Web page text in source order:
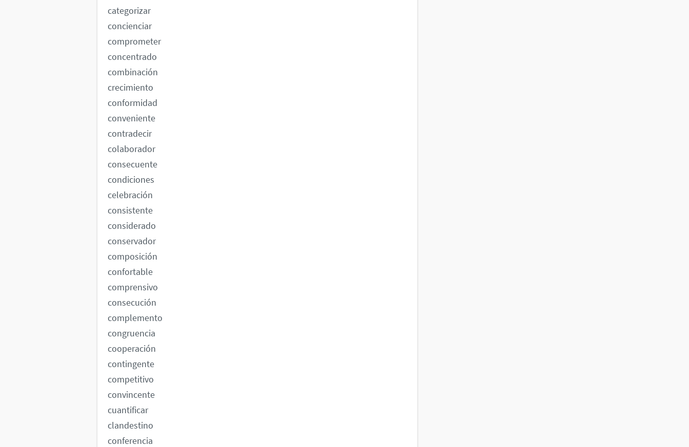
categorizar
concienciar
comprometer
concentrado
combinación
crecimiento
conformidad
conveniente
contradecir
colaborador
consecuente
condiciones
celebración
consistente
considerado
conservador
composición
confortable
comprensivo
consecución
complemento
congruencia
cooperación
contingente
competitivo
convincente
cuantificar
clandestino
conferencia